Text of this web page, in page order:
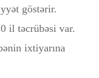
göstərir.
il təcrübəsi var.
ixtiyarına